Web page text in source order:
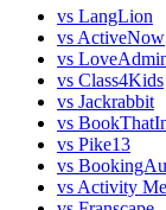
vs LangLion
vs ActiveNow
vs
vs Class4Kids
vs Jackrabbit
vs
vs Pike13
vs
vs Activity